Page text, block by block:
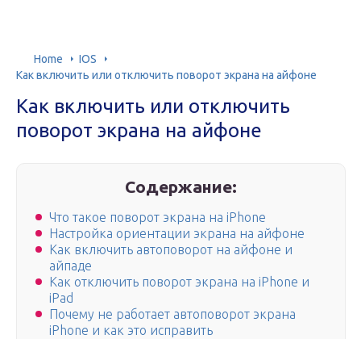
Home
IOS
Как включить или отключить поворот экрана на айфоне
Как включить или отключить
поворот экрана на айфоне
Содержание:
Что такое поворот экрана на iPhone
Настройка ориентации экрана на айфоне
Как включить автоповорот на айфоне и
айпаде
Как отключить поворот экрана на iPhone и
iPad
Почему не работает автоповорот экрана
iPhone и как это исправить